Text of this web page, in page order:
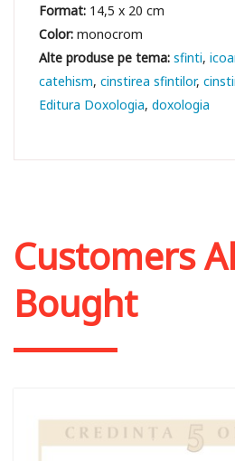
Format: 14,5 x 20 cm
Color:monocrom
sfinti
catehism cinstirea sfintilor
Editura Doxologia doxologia
Customers
Bought